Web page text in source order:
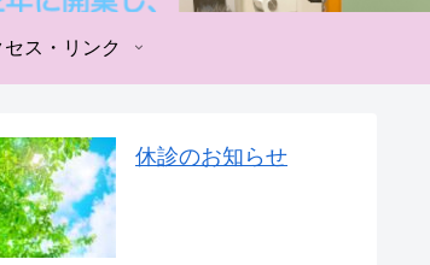
セス・リンク
休診のお知らせ